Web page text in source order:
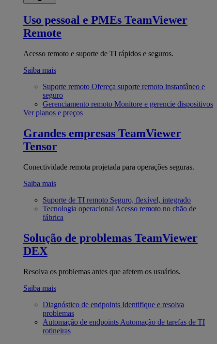
Uso pessoal e PMEs TeamViewer
Remote
Acesso remoto e suporte de TI rápidos e seguros.
Saiba mais
Suporte remoto Ofereça suporte remoto instantâneo e
seguro
Gerenciamento remoto Monitore e gerencie dispositivos
Ver planos e preços
Grandes empresas TeamViewer
Tensor
Conectividade remota projetada para operações seguras.
Saiba mais
Suporte de TI remoto Seguro, flexível, integrado
Tecnologia operacional Acesso remoto no chão de
fábrica
Solução de problemas TeamViewer
DEX
Resolva os problemas antes que afetem os usuários.
Saiba mais
Diagnóstico de endpoints Identifique e resolva
problemas
Automação de endpoints Automação de tarefas de TI
rotineiras